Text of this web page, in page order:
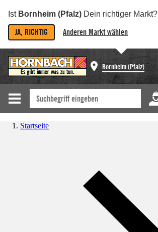
Ist Bornheim (Pfalz) Dein richtiger Markt?
JA, RICHTIG Anderen Markt wählen
Bornheim (Pfalz)
Startseite